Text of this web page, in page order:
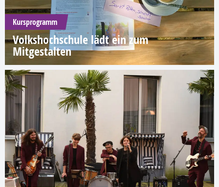
Kursprogramm
Volkshochschule lädt ein zum
Mitgestalten